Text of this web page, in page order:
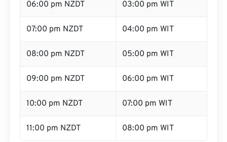
06:00 pm NZDT 03:00 pm WIT
07:00 pm NZDT 04:00 pm WIT
08:00 pm NZDT 05:00 pm WIT
09:00 pm NZDT 06:00 pm WIT
10:00 pm NZDT 07:00 pm WIT
11:00 pm NZDT 08:00 pm WIT